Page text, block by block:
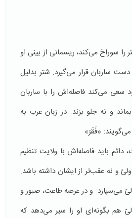
سوراخ می‌کند، ریسمانی از بینی او
ساربان قرار می‌گیرد. شتر بدلیل
سعی می‌کند فاصله‌اش را با ساربان
و نه جلو بزند. در زبان عرب به
«فَقَرَ»
دائم باید فاصله‌اش با ولایت تنظیم
و نه عقب‌تر از ایشان داشته باشد.
می‌سپارد. و در عرصه طاعت، صبور و
هم بگونه‌ای او را سیر می‌دهد که